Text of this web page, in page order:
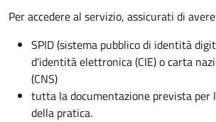
Per accedere al servizio, assicurati di
SPID (sistema pubblico di identità
d’identità elettronica (CIE) o carta
(CNS)
tutta la documentazione prevista per
della pratica.